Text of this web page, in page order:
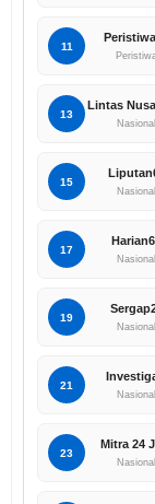
11
13
Lintas
Nasional
15
Nasional
17
Nasional
19
Nasional
21
Nasional
23
Mitra 24
Nasional